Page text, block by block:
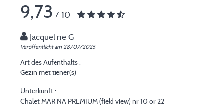
9,73 / 10
Jacqueline G
Veröffentlicht am 28/07/2025
Art des Aufenthalts :
Gezin met tiener(s)
Unterkunft :
Chalet MARINA PREMIUM (field view) nr 10 or 22 -